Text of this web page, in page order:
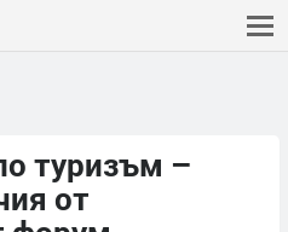
туризъм –
от